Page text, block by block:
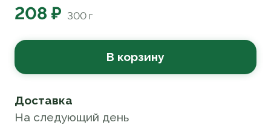
208 ₽ 300 г
В корзину
Доставка
На следующий день